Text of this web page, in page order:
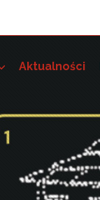
Aktualności